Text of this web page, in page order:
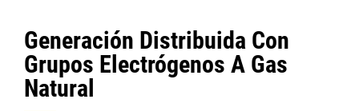
Generación Distribuida Con
Grupos Electrógenos A Gas
Natural